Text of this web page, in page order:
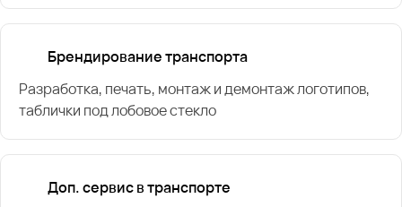
Брендирование транспорта
Разработка, печать, монтаж и демонтаж логотипов,
таблички под лобовое стекло
Доп. сервис в транспорте